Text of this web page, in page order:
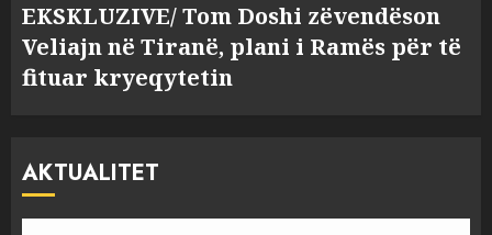
EKSKLUZIVE/ Tom Doshi zëvendëson
Veliajn në Tiranë, plani i Ramës për të
fituar kryeqytetin
AKTUALITET